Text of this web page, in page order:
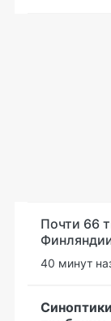
Почти 66
40 минут